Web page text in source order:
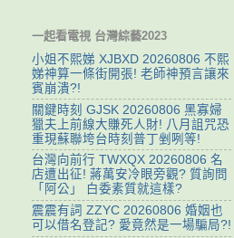
一起看電視 台灣綜藝2023
小姐不熙娣 XJBXD 20260806 不熙
娣神算一條街開張! 老師神預言讓來
賓崩潰?!
關鍵時刻 GJSK 20260806 黑寡婦
獵夫上前線大賺死人財! 八月詛咒恐
重現蘇聯垮台時刻普丁剉咧等!
台灣向前行 TWXQX 20260806 名
店遭出征! 蔣萬安冷眼旁觀? 質詢問
「阿公」 白委素質就這樣?
震震有詞 ZZYC 20260806 婚姻也
可以借名登記? 愛竟然是一場騙局?!